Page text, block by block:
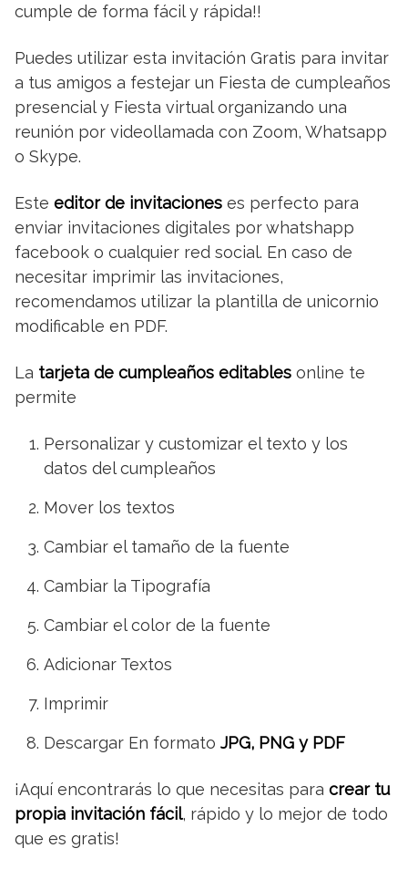
cumple de forma fácil y rápida!!
Puedes utilizar esta invitación Gratis para invitar
a tus amigos a festejar un Fiesta de cumpleaños
presencial y Fiesta virtual organizando una
reunión por videollamada con Zoom, Whatsapp
o Skype.
Este editor de invitaciones es perfecto para
enviar invitaciones digitales por whatshapp
facebook o cualquier red social. En caso de
necesitar imprimir las invitaciones,
recomendamos utilizar la plantilla de unicornio
modificable en PDF.
La tarjeta de cumpleaños editables online te
permite
Personalizar y customizar el texto y los
datos del cumpleaños
Mover los textos
Cambiar el tamaño de la fuente
Cambiar la Tipografía
Cambiar el color de la fuente
Adicionar Textos
Imprimir
Descargar En formato JPG, PNG y PDF
¡Aquí encontrarás lo que necesitas para crear tu
propia invitación fácil, rápido y lo mejor de todo
que es gratis!